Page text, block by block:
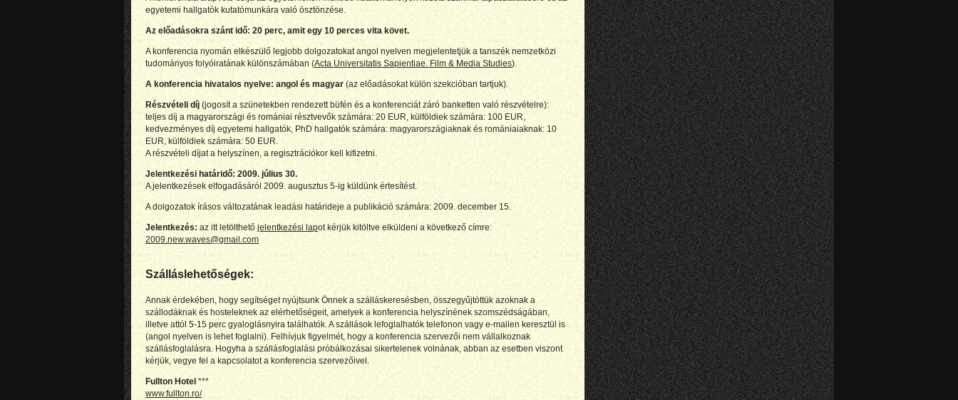
egyetemi hallgatók kutatómunkára való ösztönzése.
Az előadásokra szánt idő: 20 perc, amit egy 10 perces vita követ.
A konferencia nyomán elkészülő legjobb dolgozatokat angol nyelven megjelentetjük a tanszék nemzetközi
tudományos folyóiratának különszámában (Acta Universitatis Sapientiae. Film & Media Studies).
A konferencia hivatalos nyelve: angol és magyar(az előadásokat külön szekcióban tartjuk).
Részvételi díj(jogosít a szünetekben rendezett büfén és a konferenciát záró banketten való részvételre):
teljes díj a magyarországi és romániai résztvevők számára: 20 EUR, külföldiek számára: 100 EUR,
kedvezményes díj egyetemi hallgatók, PhD hallgatók számára: magyarországiaknak és romániaiaknak: 10
EUR, külföldiek számára: 50 EUR.
A részvételi díjat a helyszínen, a regisztrációkor kell kifizetni.
Jelentkezési határidő: 2009. július 30.
A jelentkezések elfogadásáról 2009. augusztus 5-ig küldünk értesítést.
A dolgozatok írásos változatának leadási határideje a publikáció számára: 2009. december 15.
Jelentkezés:az itt letölthetőjelentkezési lapot kérjük kitöltve elküldeni a következő címre:
2009.new.waves@gmail.com
Szálláslehetőségek:
Annak érdekében, hogy segítséget nyújtsunk Önnek a szálláskeresésben, összegyűjtöttük azoknak a
szállodáknak és hosteleknek az elérhetőségeit, amelyek a konferencia helyszínének szomszédságában,
illetve attól 5-15 perc gyaloglásnyira találhatók. A szállások lefoglalhatók telefonon vagy e-mailen keresztül is
(angol nyelven is lehet foglalni). Felhívjuk figyelmét, hogy a konferencia szervezői nem vállalkoznak
szállásfoglalásra. Hogyha a szállásfoglalási próbálkozásai sikertelenek volnának, abban az esetben viszont
kérjük, vegye fel a kapcsolatot a konferencia szervezőivel.
Fullton Hotel***
www.fullton.ro/